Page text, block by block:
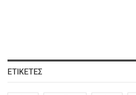
ΕΤΙΚΈΤΕΣ